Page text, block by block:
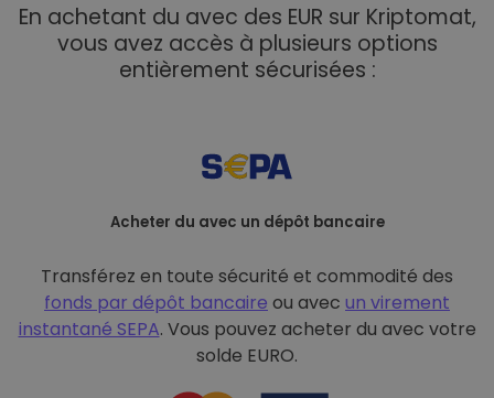
En achetant du avec des EUR sur Kriptomat,
vous avez accès à plusieurs options
entièrement sécurisées :
Acheter du avec un dépôt bancaire
Transférez en toute sécurité et commodité des
fonds par dépôt bancaire ou avec un virement
instantané SEPA. Vous pouvez acheter du avec votre
solde EURO.